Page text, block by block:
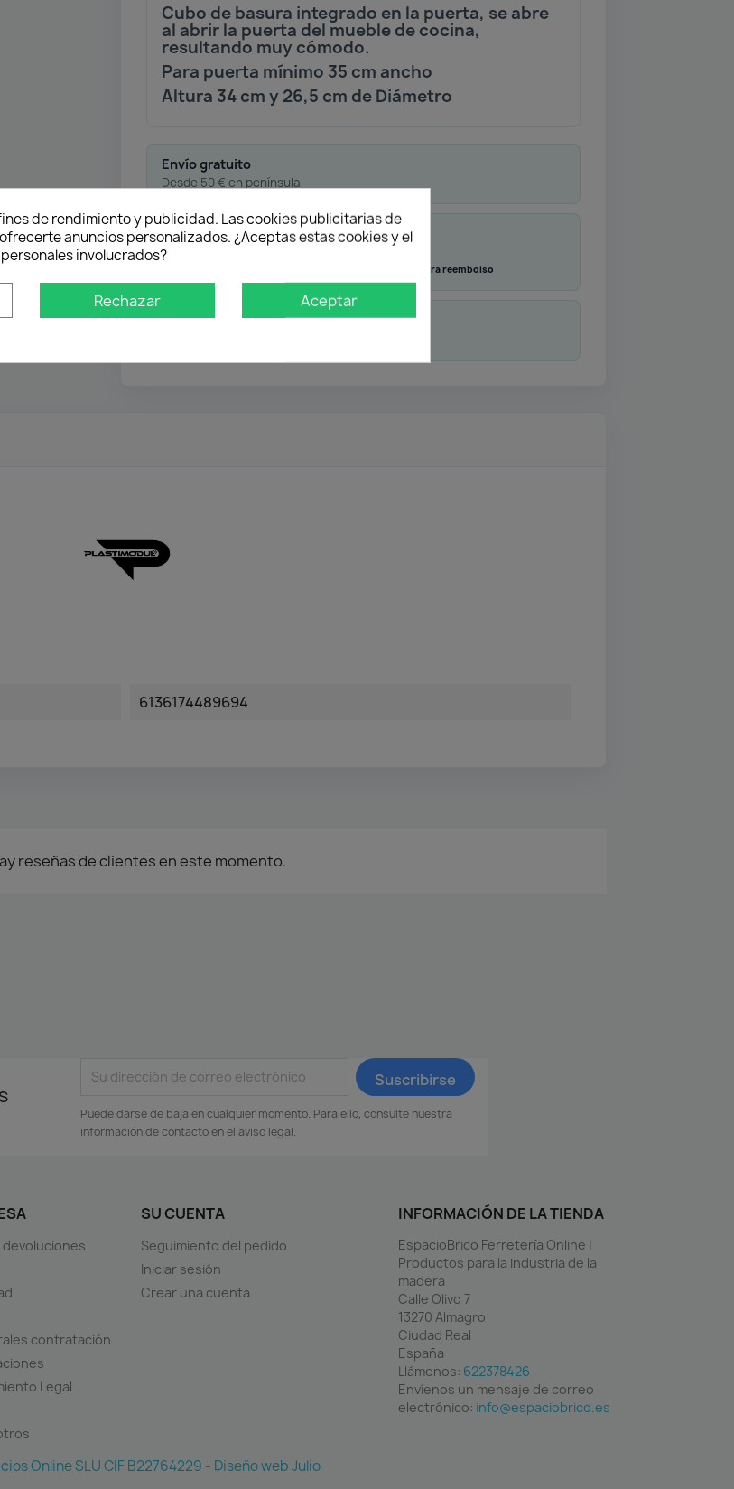
Cubo de basura integrado en la puerta, se abre
al abrir la puerta del mueble de cocina,
resultando muy cómodo.
Para puerta mínimo 35 cm ancho
Altura 34 cm y 26,5 cm de Diámetro
Envío gratuito
Desde 50 € en península
Pago flexible
Contra reembolso
Atención profesional
6136174489694
reseñas de clientes en este momento.
Puede darse de baja en cualquier momento. Para ello, consulte nuestra
información de contacto en el aviso legal.
devoluciones
contratación
Legal
SU CUENTA
Seguimiento del pedido
Iniciar sesión
Crear una cuenta
INFORMACIÓN DE LA TIENDA
EspacioBrico Ferretería Online |
Productos para la industria de la
madera
Calle Olivo 7
13270 Almagro
Ciudad Real
España
Llámenos: 622378426
Envíenos un mensaje de correo
electrónico: info@espaciobrico.es
Online SLU CIF B22764229 - Diseño web Julio
de rendimiento y publicidad. Las cookies publicitarias de
anuncios personalizados. ¿Aceptas estas cookies y el
involucrados?
Rechazar Aceptar